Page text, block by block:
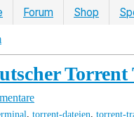
Forum Shop
, torrent-dateien, torrent-